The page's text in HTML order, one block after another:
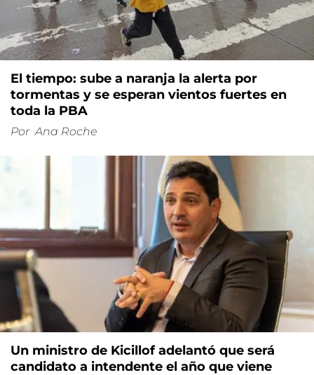
El tiempo: sube a naranja la alerta por
tormentas y se esperan vientos fuertes en
toda la PBA
Por Ana Roche
Un ministro de Kicillof adelantó que será
candidato a intendente el año que viene